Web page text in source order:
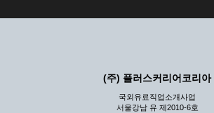
(주) 플러스커리어코리아
국외유료직업소개사업
서울강남 유 제2010-6호